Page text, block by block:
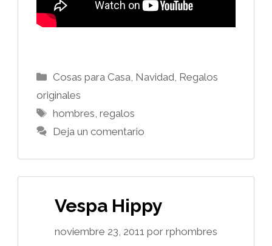
Categorías
Cosas para Casa, Navidad, Regalos
originales
Etiquetas
hombres,regalos
Deja un comentario
Vespa Hippy
noviembre 23, 2011 por rphombres